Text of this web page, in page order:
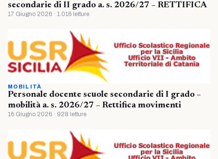
secondarie di II grado a. s. 2026/27 – RETTIFICA
17 Giugno 2026 · 1.016 letture
MOBILITÀ
Personale docente scuole secondarie di I grado –
mobilità a. s. 2026/27 – Rettifica movimenti
16 Giugno 2026 · 928 letture